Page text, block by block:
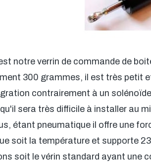
notre verrin de commande de
300 grammes, il est très petit
contrairement à un
qu'il sera très difficile à installer au
étant pneumatique il offre une
soit la température et supporte
soit le vérin standard ayant une